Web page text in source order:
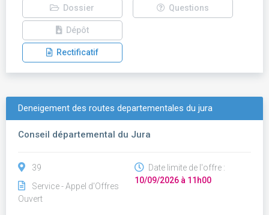
Dossier Questions
Dépôt
Rectificatif
Deneigement des routes departementales du jura
Conseil départemental du Jura
39
Service - Appel d'Offres
Ouvert
Date limite de l'offre :
10/09/2026 à 11h00